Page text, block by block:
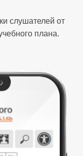
слушателей от
плана.